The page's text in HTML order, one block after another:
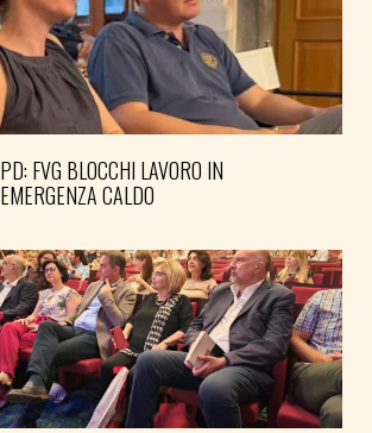
PD: FVG BLOCCHI LAVORO IN
EMERGENZA CALDO